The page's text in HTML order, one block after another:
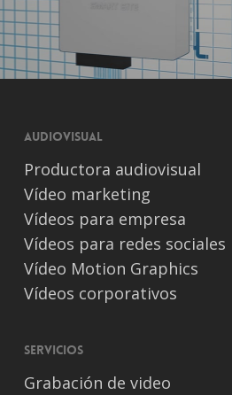
Audiovisual
Productora audiovisual
Vídeo marketing
Vídeos para empresa
Vídeos para redes sociales
Vídeo Motion Graphics
Vídeos corporativos
Servicios
Grabación de video